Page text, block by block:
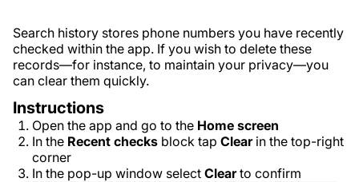
Search history stores phone numbers you have recently
checked within the app. If you wish to delete these
records—for instance, to maintain your privacy—you
can clear them quickly.
Instructions
Open the app and go to the Home screen
In the Recent checks block tap Clearin the top-right
corner
In the pop-up window select Clearto confirm